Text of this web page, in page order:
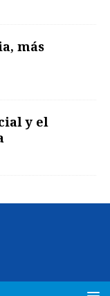
más
y el